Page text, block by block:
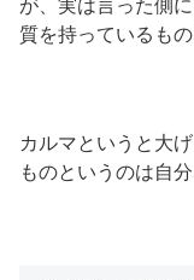
が、実は言った側
質を持っているもの
カルマというと大
ものというのは自